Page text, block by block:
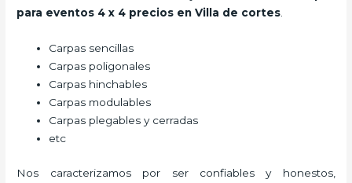
para eventos 4 x 4 precios en Villa de cortes.
Carpas sencillas
Carpas poligonales
Carpas hinchables
Carpas modulables
Carpas plegables y cerradas
etc
Nos caracterizamos por ser confiables y honestos,